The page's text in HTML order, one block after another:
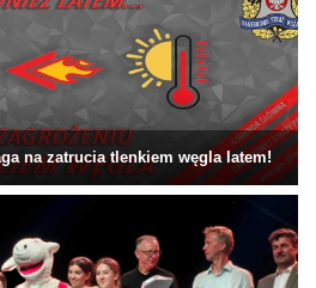
na zatrucia tlenkiem węgla latem!